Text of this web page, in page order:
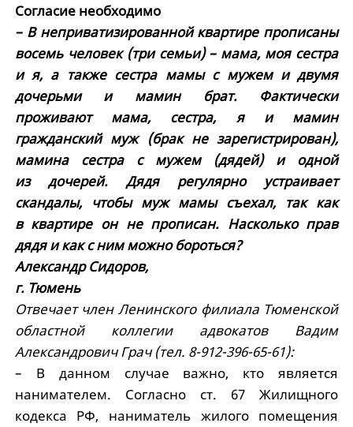
Согласие необходимо
– В неприватизированной квартире прописаны
восемь человек (три семьи) – мама, моя сестра
и я, а также сестра мамы с мужем и двумя
дочерьми и мамин брат. Фактически
проживают мама, сестра, я и мамин
гражданский муж (брак не зарегистрирован),
мамина сестра с мужем (дядей) и одной
из дочерей. Дядя регулярно устраивает
скандалы, чтобы муж мамы съехал, так как
в квартире он не прописан. Насколько прав
дядя и как с ним можно бороться?
Александр Сидоров,
г. Тюмень
Отвечает член Ленинского филиала Тюменской
областной коллегии адвокатов Вадим
Александрович Грач (тел. 8-912-396-65-61):
– В данном случае важно, кто является
нанимателем. Согласно ст. 67 Жилищного
кодекса РФ, наниматель жилого помещения